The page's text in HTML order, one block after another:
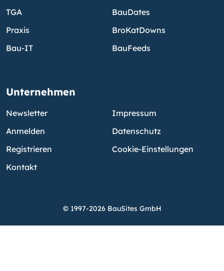
TGA
Praxis
Bau-IT
BauDates
BroKatDowns
BauFeeds
Unternehmen
Newsletter
Anmelden
Registrieren
Kontakt
Impressum
Datenschutz
Cookie-Einstellungen
© 1997-2026 BauSites GmbH